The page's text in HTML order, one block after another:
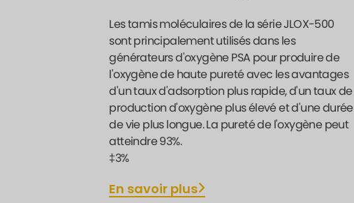
Les tamis moléculaires de la série JLOX-500
sont principalement utilisés dans les
générateurs d'oxygène PSA pour produire de
l'oxygène de haute pureté avec les avantages
d'un taux d'adsorption plus rapide, d'un taux de
production d'oxygène plus élevé et d'une durée
de vie plus longue. La pureté de l'oxygène peut
atteindre 93%.
‡3%
En savoir plus